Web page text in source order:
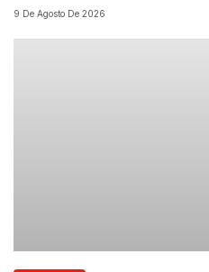
9 De Agosto De 2026